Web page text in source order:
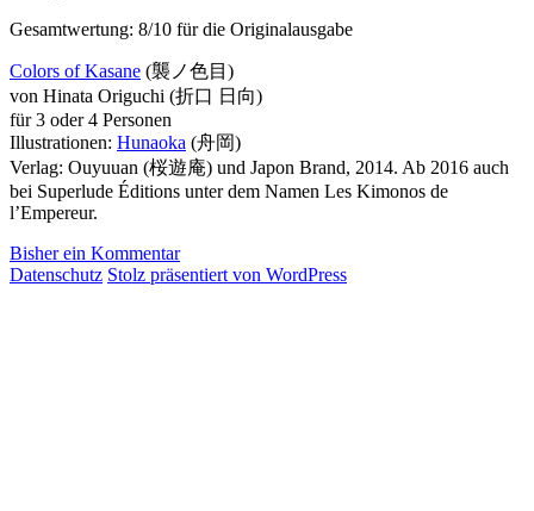
Gesamtwertung: 8/10 für die Originalausgabe
Colors of Kasane (襲ノ色目)
von Hinata Origuchi (折口 日向)
für 3 oder 4 Personen
Illustrationen: Hunaoka (舟岡)
Verlag: Ouyuuan (桜遊庵) und Japon Brand, 2014. Ab 2016 auch
bei Superlude Éditions unter dem Namen Les Kimonos de
l’Empereur.
Bisher ein Kommentar
Datenschutz Stolz präsentiert von WordPress